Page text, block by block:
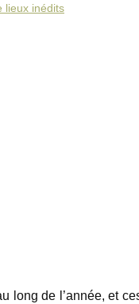
lieux inédits
long de l’année, et